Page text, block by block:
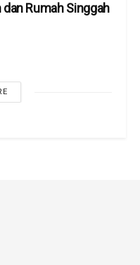
Rumah Singgah